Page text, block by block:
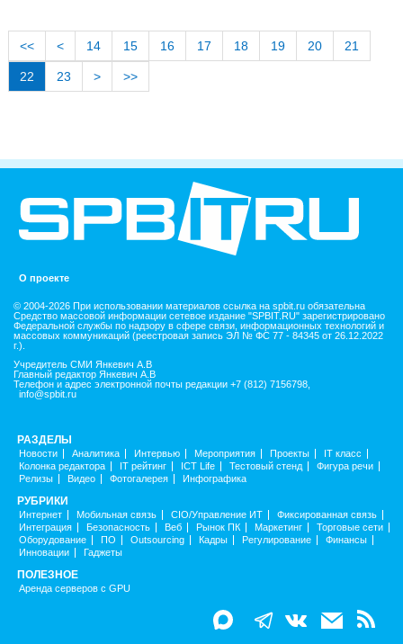
<< < 14 15 16 17 18 19 20 21
22 23 > >>
О проекте
© 2004-2026 При использовании материалов ссылка на spbit.ru обязательна
Средство массовой информации сетевое издание "SPBIT.RU" зарегистрировано
Федеральной службы по надзору в сфере связи, информационных технологий и
массовых коммуникаций (реестровая запись ЭЛ № ФС 77 - 84345 от 26.12.2022
г.).
Учредитель СМИ Янкевич А.В
Главный редактор Янкевич А.В
Телефон и адрес электронной почты редакции +7 (812) 7156798,
info@spbit.ru
РАЗДЕЛЫ
Новости Аналитика Интервью Мероприятия Проекты
IT класс
Колонка редактора
IT рейтинг ICT Life Тестовый стенд
Фигура речи
Релизы
Видео Фотогалерея Инфографика
РУБРИКИ
Интернет Мобильная связь CIO/Управление ИТ
Фиксированная связь
Интеграция
Безопасность Веб Рынок ПК Маркетинг
Торговые сети
Оборудование
ПО Outsourcing Кадры Регулирование
Финансы
Инновации
Гаджеты
ПОЛЕЗНОЕ
Аренда серверов с GPU